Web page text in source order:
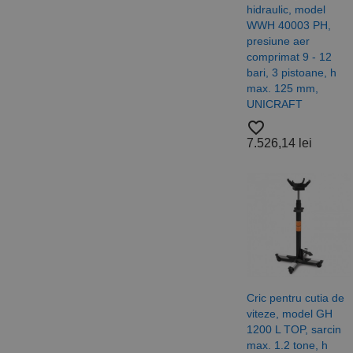
hidraulic, model
WWH 40003 PH,
presiune aer
comprimat 9 - 12
bari, 3 pistoane, h
max. 125 mm,
UNICRAFT
favorite_border
7.526,14 lei
Cric pentru cutia de
viteze, model GH
1200 L TOP, sarcin
max. 1.2 tone, h
contului. Site-ul web
Nume
CookieScriptConsent
Domeniu
Nume
PrestaShop-
sib_cuid